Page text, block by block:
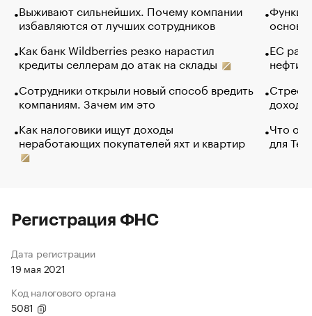
Выживают сильнейших. Почему компании
избавляются от лучших сотрудников
Как банк Wildberries резко нарастил
кредиты селлерам до атак на склады
Сотрудники открыли новый способ вредить
компаниям. Зачем им это
Как налоговики ищут доходы
неработающих покупателей яхт и квартир
основ
ЕС
нефти
Что
для
Регистрация ФНС
Дата регистрации
19 мая 2021
Код налогового органа
5081